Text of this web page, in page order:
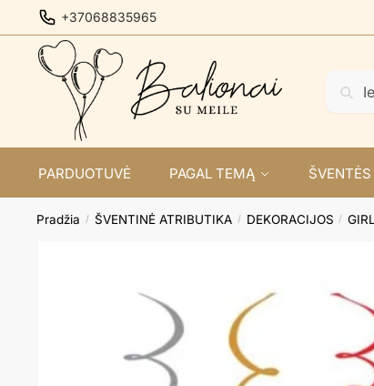
to
navigation
to
content
+37068835965
PARDUOTUVĖ PAGAL TEMĄ ŠVENTĖS
Pradžia / ŠVENTINĖ ATRIBUTIKA / DEKORACIJOS /